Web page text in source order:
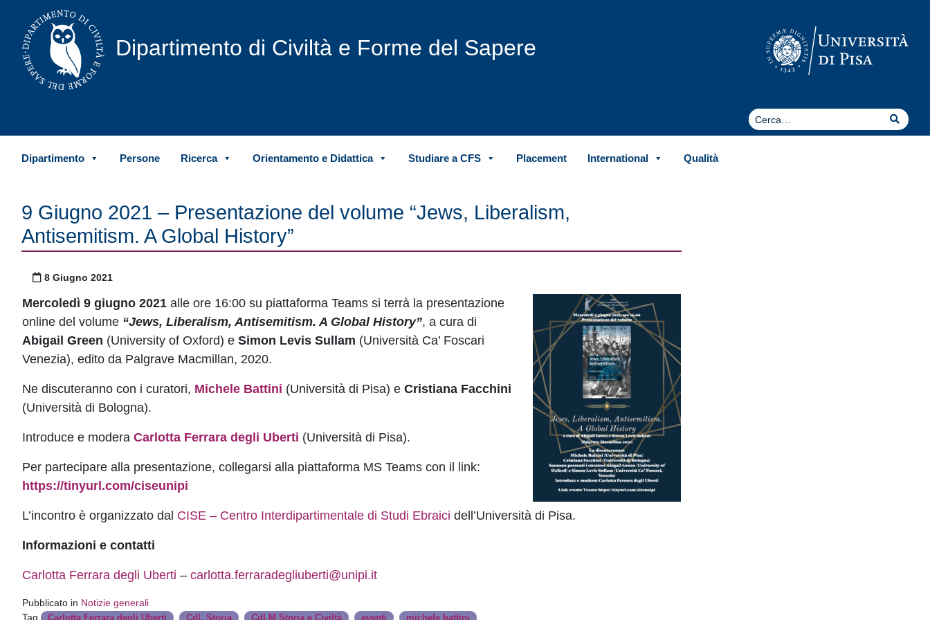
Vai al contenuto
Dipartimento di Civiltà e Forme del Sapere
Cerca
Cerca
Dipartimento Persone Ricerca Orientamento e Didattica Studiare a CFS Placement International Qualità
9 Giugno 2021 – Presentazione del volume “Jews, Liberalism,
Antisemitism. A Global History”
Pubblicato il
8 Giugno 2021
Mercoledì 9 giugno 2021 alle ore 16:00 su piattaforma Teams si terrà la presentazione
online del volume “Jews, Liberalism, Antisemitism. A Global History”, a cura di
Abigail Green (University of Oxford) e Simon Levis Sullam (Università Ca’ Foscari
Venezia), edito da Palgrave Macmillan, 2020.
Ne discuteranno con i curatori, Michele Battini (Università di Pisa) e Cristiana Facchini
(Università di Bologna).
Introduce e modera Carlotta Ferrara degli Uberti (Università di Pisa).
Per partecipare alla presentazione, collegarsi alla piattaforma MS Teams con il link:
https://tinyurl.com/ciseunipi
L’incontro è organizzato dal CISE – Centro Interdipartimentale di Studi Ebraici dell’Università di Pisa.
Informazioni e contatti
Carlotta Ferrara degli Uberti – carlotta.ferraradegliuberti@unipi.it
Pubblicato in Notizie generali
Tag
Carlotta Ferrara degli Uberti CdL Storia CdLM Storia e Civiltà eventi michele battini